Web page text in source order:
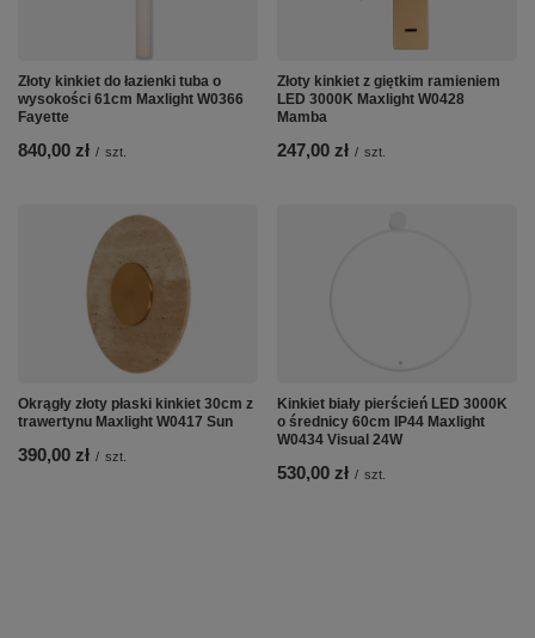
Złoty kinkiet do łazienki tuba o
wysokości 61cm Maxlight W0366
Fayette
840,00 zł / szt.
Złoty kinkiet z giętkim ramieniem
LED 3000K Maxlight W0428
Mamba
247,00 zł / szt.
Okrągły złoty płaski kinkiet 30cm z
trawertynu Maxlight W0417 Sun
390,00 zł / szt.
Kinkiet biały pierścień LED 3000K
o średnicy 60cm IP44 Maxlight
W0434 Visual 24W
530,00 zł / szt.